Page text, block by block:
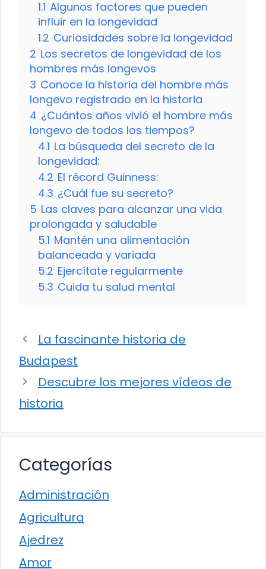
1.1 Algunos factores que pueden
influir en la longevidad
1.2 Curiosidades sobre la longevidad
2 Los secretos de longevidad de los
hombres más longevos
3 Conoce la historia del hombre más
longevo registrado en la historia
4 ¿Cuántos años vivió el hombre más
longevo de todos los tiempos?
4.1 La búsqueda del secreto de la
longevidad:
4.2 El récord Guinness:
4.3 ¿Cuál fue su secreto?
5 Las claves para alcanzar una vida
prolongada y saludable
5.1 Mantén una alimentación
balanceada y variada
5.2 Ejercítate regularmente
5.3 Cuida tu salud mental
La fascinante historia de
Budapest
Descubre los mejores vídeos de
historia
Categorías
Administración
Agricultura
Ajedrez
Amor